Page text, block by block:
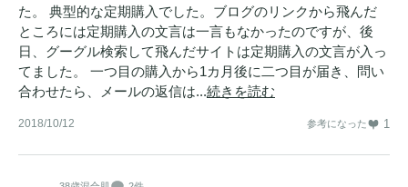
た。 典型的な定期購入でした。ブログのリンクから飛んだ
ところには定期購入の文言は一言もなかったのですが、後
日、グーグル検索して飛んだサイトは定期購入の文言が入っ
てました。 一つ目の購入から1カ月後に二つ目が届き、問い
合わせたら、メールの返信は...続きを読む
2018/10/12 参考になった 1